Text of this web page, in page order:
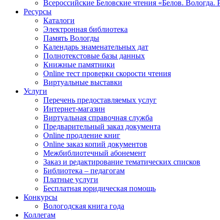
Всероссийские Беловские чтения «Белов. Вологда.
Ресурсы
Каталоги
Электронная библиотека
Память Вологды
Календарь знаменательных дат
Полнотекстовые базы данных
Книжные памятники
Online тест проверки скорости чтения
Виртуальные выставки
Услуги
Перечень предоставляемых услуг
Интернет-магазин
Виртуальная справочная служба
Предварительный заказ документа
Online продление книг
Online заказ копий документов
Межбиблиотечный абонемент
Заказ и редактирование тематических списков
Библиотека – педагогам
Платные услуги
Бесплатная юридическая помощь
Конкурсы
Вологодская книга года
Коллегам